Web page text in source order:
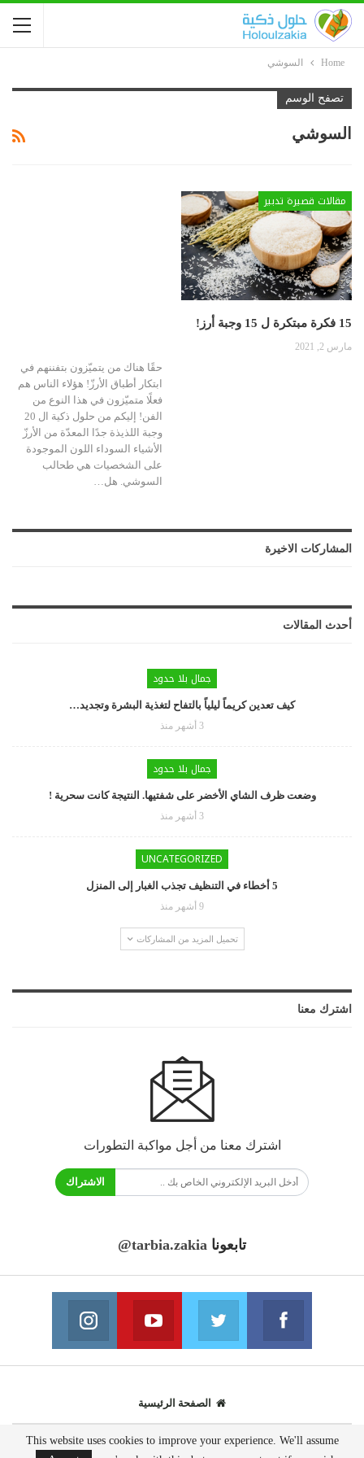
Home السوشي
تصفح الوسم
السوشي
مقالات قصيرة تدبير
15 فكرة مبتكرة ل 15 وجبة أرز!
مارس 2, 2021
حقًا هناك من يتميّزون بتفننهم في
ابتكار أطباق الأرزّ! هؤلاء الناس هم
فعلًا متميّزون في هذا النوع من
الفن! إليكم من حلول ذكية ال 20
وجبة اللذيذة جدًا المعدّة من الأرزّ
الأشياء السوداء اللون الموجودة
على الشخصيات هي طحالب
السوشي. هل…
المشاركات الاخيرة
أحدث المقالات
جمال بلا حدود
كيف تعدين كريماً ليلياً بالتفاح لتغذية البشرة وتجديد…
3 أشهر منذ
جمال بلا حدود
وضعت ظرف الشاي الأخضر على شفتيها. النتيجة كانت سحرية !
3 أشهر منذ
UNCATEGORIZED
5 أخطاء في التنظيف تجذب الغبار إلى المنزل
9 أشهر منذ
تحميل المزيد من المشاركات
اشترك معنا
اشترك معنا من أجل مواكبة التطورات
الاشتراك
تابعونا @tarbia.zakia
فايسبوك
انضم الينا انضم الينا
يوتيوب
انضم الينا
الصفحة الرئيسية
© 2020 - جميع الحقوق محفوظة.
This website uses cookies to improve your experience. We'll assume